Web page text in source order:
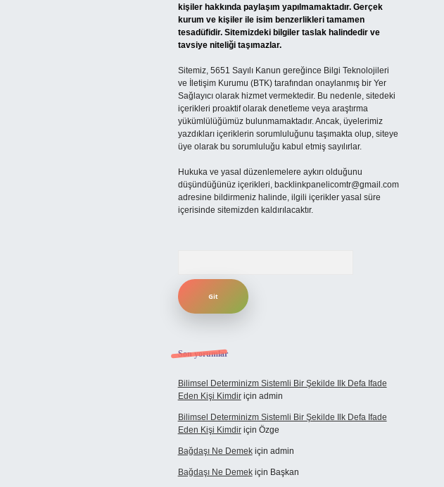
kişiler hakkında paylaşım yapılmamaktadır. Gerçek
kurum ve kişiler ile isim benzerlikleri tamamen
tesadüfidir. Sitemizdeki bilgiler taslak halindedir ve
tavsiye niteliği taşımazlar.
Sitemiz, 5651 Sayılı Kanun gereğince Bilgi Teknolojileri
ve İletişim Kurumu (BTK) tarafından onaylanmış bir Yer
Sağlayıcı olarak hizmet vermektedir. Bu nedenle, sitedeki
içerikleri proaktif olarak denetleme veya araştırma
yükümlülüğümüz bulunmamaktadır. Ancak, üyelerimiz
yazdıkları içeriklerin sorumluluğunu taşımakta olup, siteye
üye olarak bu sorumluluğu kabul etmiş sayılırlar.
Hukuka ve yasal düzenlemelere aykırı olduğunu
düşündüğünüz içerikleri, backlinkpanelicomtr@gmail.com
adresine bildirmeniz halinde, ilgili içerikler yasal süre
içerisinde sitemizden kaldırılacaktır.
Son yorumlar
Bilimsel Determinizm Sistemli Bir Şekilde Ilk Defa Ifade
Eden Kişi Kimdiriçin admin
Bilimsel Determinizm Sistemli Bir Şekilde Ilk Defa Ifade
Eden Kişi Kimdiriçin Özge
Bağdaşı Ne Demekiçin admin
Bağdaşı Ne Demekiçin Başkan